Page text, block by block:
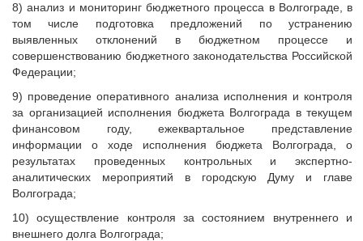
8) анализ и мониторинг бюджетного процесса в Волгограде, в
том числе подготовка предложений по устранению
выявленных отклонений в бюджетном процессе и
совершенствованию бюджетного законодательства Российской
Федерации;
9) проведение оперативного анализа исполнения и контроля
за организацией исполнения бюджета Волгограда в текущем
финансовом году, ежеквартальное представление
информации о ходе исполнения бюджета Волгограда, о
результатах проведенных контрольных и экспертно-
аналитических мероприятий в городскую Думу и главе
Волгограда;
10) осуществление контроля за состоянием внутреннего и
внешнего долга Волгограда;